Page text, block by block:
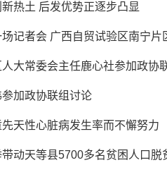
热土 后发优势正逐步凸显
记者会 广西自贸试验区南宁片
大常委会主任鹿心社参加政协
加政协联组讨论
天性心脏病发生率而不懈努力
动天等县5700多名贫困人口脱